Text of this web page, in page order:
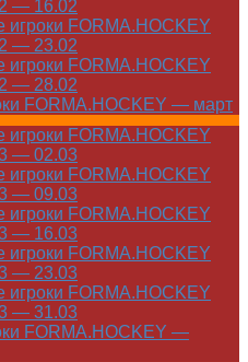
— 16.02
игроки FORMA.HOCKEY
— 23.02
игроки FORMA.HOCKEY
— 28.02
FORMA.HOCKEY — март
игроки FORMA.HOCKEY
— 02.03
игроки FORMA.HOCKEY
— 09.03
игроки FORMA.HOCKEY
— 16.03
игроки FORMA.HOCKEY
— 23.03
игроки FORMA.HOCKEY
— 31.03
FORMA.HOCKEY —